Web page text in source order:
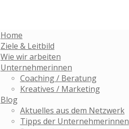
Home
Ziele & Leitbild
Wie wir arbeiten
Unternehmerinnen
Coaching / Beratung
Kreatives / Marketing
Blog
Aktuelles aus dem Netzwerk
Tipps der Unternehmerinnen